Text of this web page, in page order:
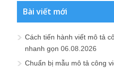
Bài viết mới
Cách tiến hành viết mô tả
nhanh gọn 06.08.2026
Chuẩn bị mẫu mô tả công